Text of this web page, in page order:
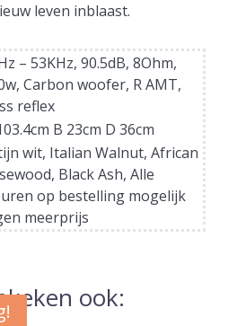
leven inblaast.
– 53KHz, 90.5dB, 8Ohm,
Carbon woofer, R AMT,
reflex
B 23cm D 36cm
wit, Italian Walnut, African
Black Ash, Alle
op bestelling mogelijk
meerprijs
ook: